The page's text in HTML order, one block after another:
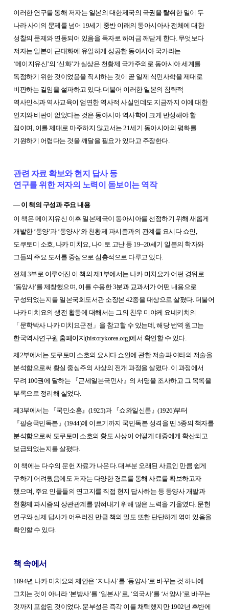
이러한 연구를 통해 저자는 일본의 대한제국의 국권을 탈취한 일이 두
나라 사이의 문제를 넘어 19세기 중반 이래의 동아시아사 전체에 대한
성찰의 문제와 연동되어 있음을 독자로 하여금 깨닫게 한다. 무엇보다
저자는 일본이 근대화에 유일하게 성공한 동아시아 국가라는
‘메이지유신’의 ‘신화’가 실상은 천황제 국가주의로 동아시아 세계를
독점하기 위한 것이었음을 직시하는 것이 곧 일제 식민사학을 제대로
비판하는 길임을 설파하고 있다. 더불어 이러한 일본의 침략적
역사인식과 역사교육이 엄연한 역사적 사실인데도 지금까지 이에 대한
인지와 비판이 없었다는 것은 동아시아 역사학이 크게 반성해야 할
점이며, 이를 제대로 마주하지 않고서는 21세기 동아시아의 평화를
기원하기 어렵다는 것을 깨달을 필요가 있다고 주장한다.
관련 자료 확보와 현지 답사 등
연구를 위한 저자의 노력이 돋보이는 역작
― 이 책의 구성과 주요 내용
이 책은 메이지유신 이후 일본제국이 동아시아를 선점하기 위해 새롭게
개발한 ‘동양’과 ‘동양사’와 천황제 파시즘과의 관계를 요시다 쇼인,
도쿠토미 소호, 나카 미치요, 나이토 고난 등 19~20세기 일본의 학자와
그들의 주요 도서를 중심으로 심층적으로 다루고 있다.
전체 3부로 이루어진 이 책의 제1부에서는 나카 미치요가 어떤 경위로
‘동양사’를 제창했으며, 이를 수용한 3분과 교과서가 어떤 내용으로
구성되었는지를 일본국회도서관 소장본 42종을 대상으로 살폈다. 더불어
나카 미치요의 생전 활동에 대해서는 그의 친우 미야케 요네키치의
「 문학박사 나카 미치요군전 」 을 참고할 수 있는데, 해당 번역 원고는
한국역사연구원 홈페이지(historykorea.org)에서 확인할 수 있다.
제2부에서는 도쿠토미 소호의 요시다 쇼인에 관한 저술과 여타의 저술을
분석함으로써 황실 중심주의 사상의 전개 과정을 살폈다. 이 과정에서
무려 100권에 달하는
『근세일본국민사』 의 서명을 조사하고 그 목록을
부록으로 정리해 실었다.
제3부에서는 『국민소훈 』 (1925)과 『쇼와일신론 』(1926)부터
『필승국민독본 』(1944)에 이르기까지 국민독본 성격을 띤 5종의 책자를
분석함으로써 도쿠토미 소호의 황도 사상이 어떻게 대중에게 확산되고
보급되었는지를 살폈다.
이 책에는 다수의 문헌 자료가 나온다. 대부분 오래된 사료인 만큼 쉽게
구하기 어려웠음에도 저자는 다양한 경로를 통해 사료를 확보하고자
했으며, 주요 인물들의 연고지를 직접 현지 답사하는 등 동양사 개발과
천황제 파시즘의 상관관계를 밝혀내기 위해 많은 노력을 기울였다. 문헌
연구와 실제 답사가 어우러진 만큼 책의 밀도 또한 단단하게 엮여 있음을
확인할 수 있다.
책 속에서
1894년 나카 미치요의 제안은 ‘지나사’를 ‘동양사’로 바꾸는 것 하나에
그치는 것이 아니라 ‘본방사’를 ‘일본사’로, ‘외국사’를 ‘서양사’로 바꾸는
것까지 포함된 것이었다. 문부성은 즉각 이를 채택했지만 1902년 후반에